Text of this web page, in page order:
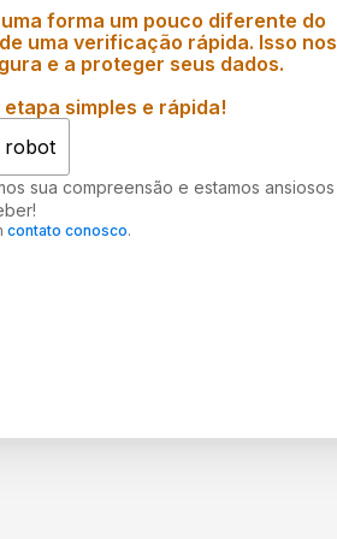
forma um pouco diferente do
uma verificação rápida. Isso nos
e a proteger seus dados.
simples e rápida!
robot
sua compreensão e estamos ansiosos
contato conosco.